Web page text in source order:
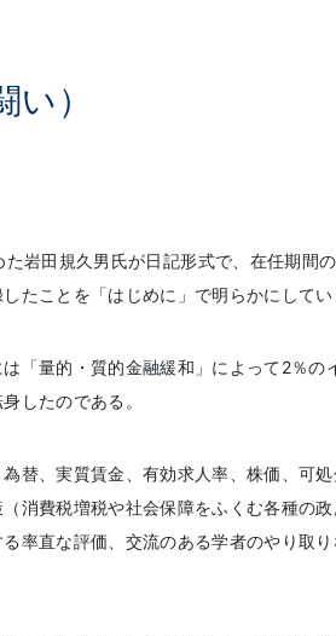
）
田規久男氏が日記形式で、在任期間
たことを「はじめに」で明らかにしてい
「量的・質的金融緩和」によって2％の
したのである。
替、実質賃金、有効求人率、株価、可
消費税増税や社会保障をふくむ各種の
率直な評価、交流のある学者のやり取